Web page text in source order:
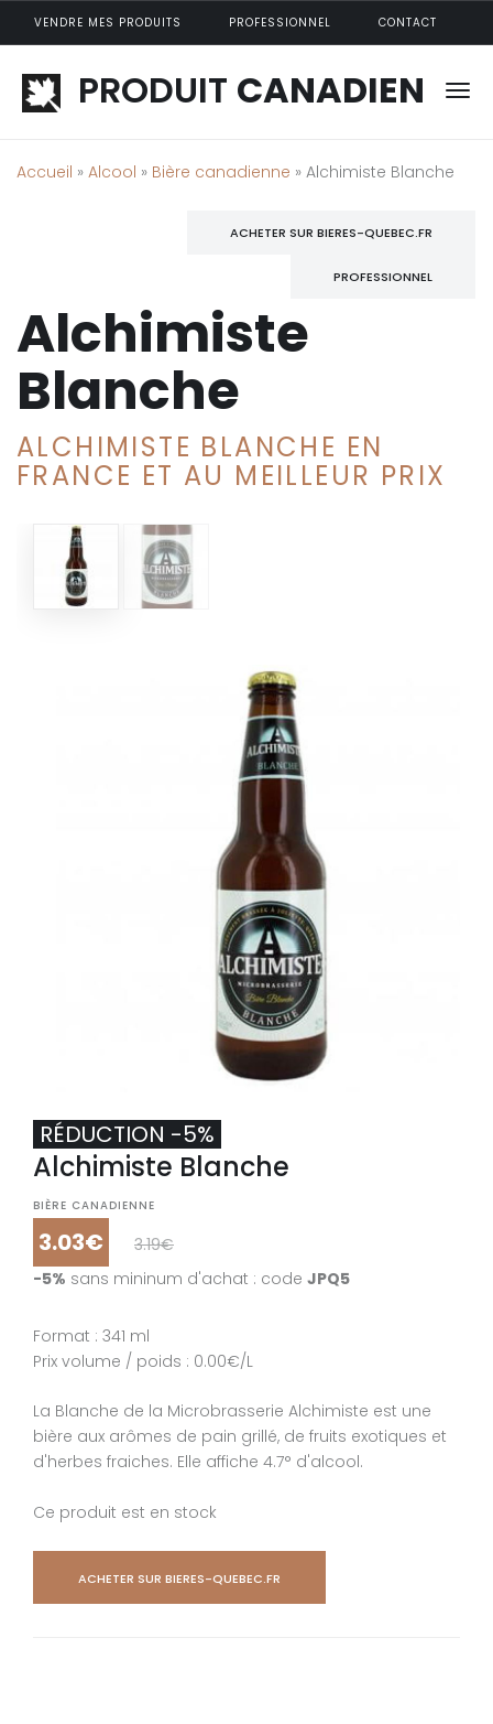
Aller au contenu principal
VENDRE MES PRODUITS PROFESSIONNEL CONTACT
PRODUIT CANADIEN
Accueil » Alcool » Bière canadienne » Alchimiste Blanche
ACHETER SUR BIERES-QUEBEC.FR
PROFESSIONNEL
Alchimiste
Blanche
ALCHIMISTE BLANCHE EN
FRANCE ET AU MEILLEUR PRIX
Alchimiste Blanche
BIÈRE CANADIENNE
3.03€
3.19€
-5% sans mininum d'achat : code JPQ5
RÉDUCTION -5%
Format : 341 ml
Prix volume / poids : 0.00€/L
La Blanche de la Microbrasserie Alchimiste est une
bière aux arômes de pain grillé, de fruits exotiques et
d'herbes fraiches. Elle affiche 4.7° d'alcool.
Ce produit est en stock
ACHETER SUR BIERES-QUEBEC.FR